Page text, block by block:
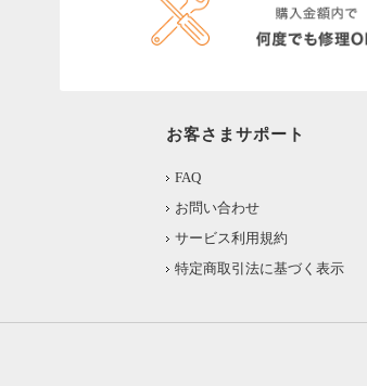
お客さまサポート
FAQ
お問い合わせ
サービス利用規約
特定商取引法に基づく表示